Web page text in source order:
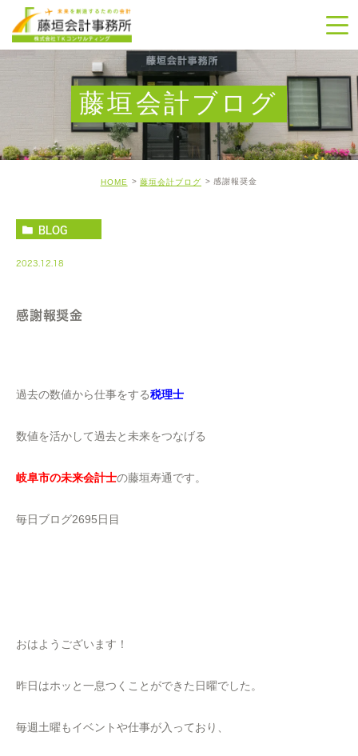
藤垣会計ブログ
HOME 藤垣会計ブログ 感謝報奨金
BLOG
2023.12.18
感謝報奨金
過去の数値から仕事をする税理士
数値を活かして過去と未来をつなげる
岐阜市の未来会計士の藤垣寿通です。
毎日ブログ2695日目
おはようございます！
昨日はホッと一息つくことができた日曜でした。
毎週土曜もイベントや仕事が入っており、